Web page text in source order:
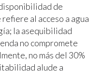
de
al acceso a agua
la asequibilidad
no compromete
no más del 30%
alude a